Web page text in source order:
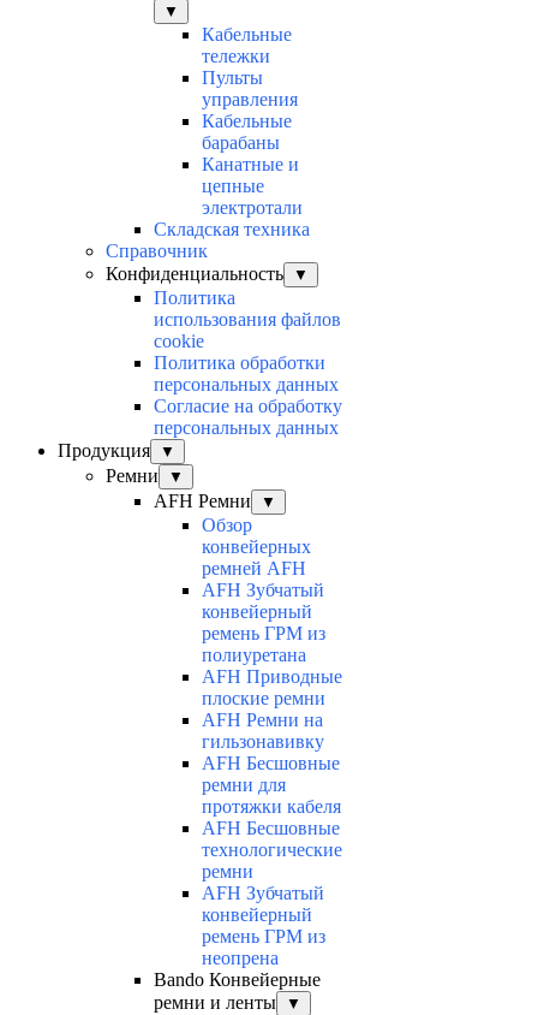
▼
Кабельные
тележки
Пульты
управления
Кабельные
барабаны
Канатные и
цепные
электротали
Складская техника
Справочник
Конфиденциальность
▼
Политика
использования файлов
cookie
Политика обработки
персональных данных
Согласие на обработку
персональных данных
Продукция
▼
Ремни ▼
AFH Ремни ▼
Обзор
конвейерных
ремней AFH
AFH Зубчатый
конвейерный
ремень ГРМ из
полиуретана
AFH Приводные
плоские ремни
AFH Ремни на
гильзонавивку
AFH Бесшовные
ремни для
протяжки кабеля
AFH Бесшовные
технологические
ремни
AFH Зубчатый
конвейерный
ремень ГРМ из
неопрена
Bando Конвейерные
ремни и ленты
▼